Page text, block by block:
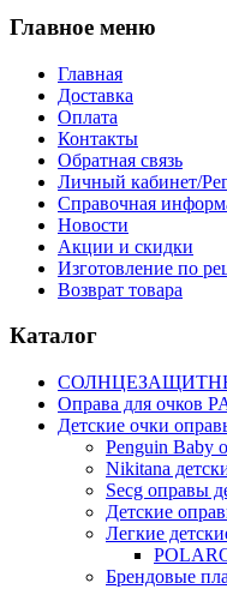
Главное меню
Главная
Доставка
Оплата
Контакты
Обратная связь
Личный кабинет/
Справочная
Новости
Акции и скидки
Изготовление по
Возврат товара
Каталог
Оправа для очков
Детские очки
Penguin Baby
Nikitana
Secg оправы
Детские
Легкие
Брендовые